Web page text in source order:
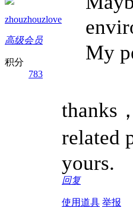
zhouzhouzlove
高级会员
积分
783
My
thanks
related
yours.
回复
使用道具 举报